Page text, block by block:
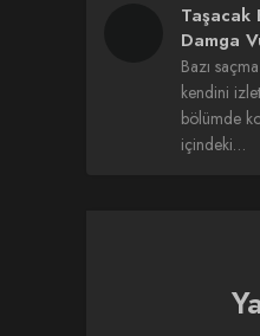
Taşacak
Damga
Bazı
kendini
bölümde
içindeki…